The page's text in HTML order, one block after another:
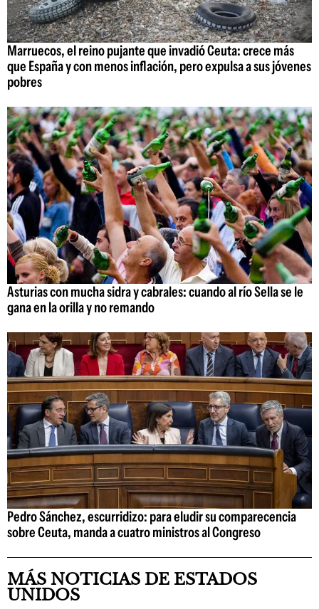
Marruecos, el reino pujante que invadió Ceuta: crece más
que España y con menos inflación, pero expulsa a sus jóvenes
pobres
Asturias con mucha sidra y cabrales: cuando al río Sella se le
gana en la orilla y no remando
Pedro Sánchez, escurridizo: para eludir su comparecencia
sobre Ceuta, manda a cuatro ministros al Congreso
MÁS NOTICIAS DE ESTADOS
UNIDOS